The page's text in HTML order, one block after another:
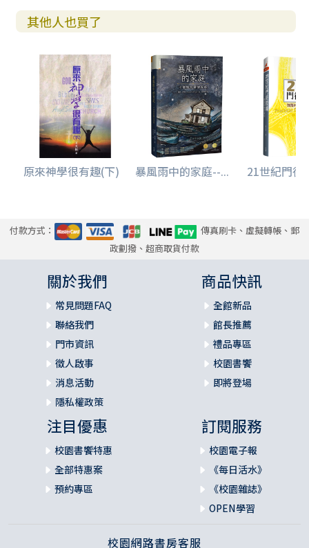
其他人也買了
原來神學很有趣(下) 暴風雨中的家庭--... 21世紀門徒
付款方式：
傳真刷卡、虛擬轉帳、郵
政劃撥、超商取貨付款
關於我們
常見問題FAQ
聯絡我們
門市資訊
徵人啟事
消息活動
隱私權政策
商品快訊
全館新品
館長推薦
禮品專區
校園書饗
即將登場
注目優惠
校園書饗特惠
全部特惠案
預約專區
訂閱服務
校園電子報
《每日活水》
《校園雜誌》
OPEN學習
校園網路書房客服